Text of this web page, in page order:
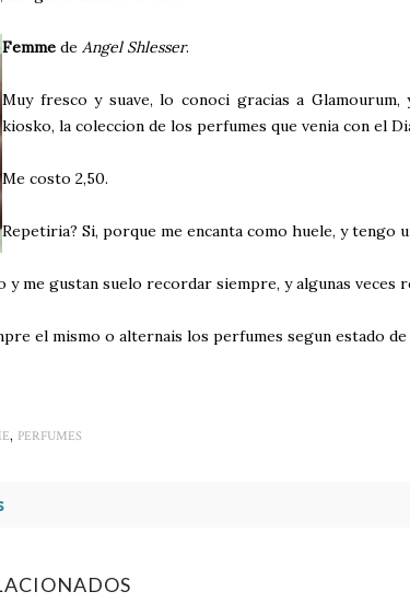
Femme de Angel Shlesser.
Muy fresco y suave, lo conoci gracias a
kiosko, la coleccion de los perfumes que venia con el
Me costo 2,50.
Repetiria? Si, porque me encanta como huele, y tengo
y me gustan suelo recordar siempre, y algunas veces
el mismo o alternais los perfumes segun estado de
, PERFUMES